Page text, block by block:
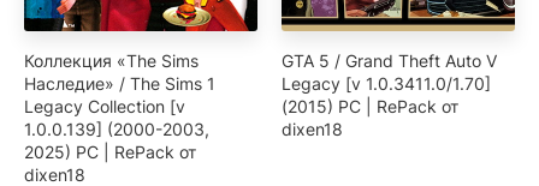
Коллекция «The Sims
Наследие» / The Sims 1
Legacy Collection [v
1.0.0.139] (2000-2003,
2025) PC | RePack от
dixen18
GTA 5 / Grand Theft Auto V
Legacy [v 1.0.3411.0/1.70]
(2015) PC | RePack от
dixen18